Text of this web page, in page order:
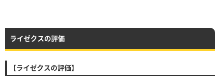
ライゼクスの評価
【ライゼクスの評価】